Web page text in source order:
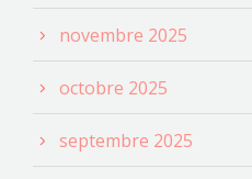
novembre 2025
octobre 2025
septembre 2025